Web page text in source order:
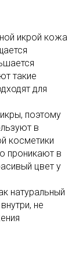
икрой кожа
такие
для
поэтому
в
косметики
проникают в
цвет у
натуральный
не